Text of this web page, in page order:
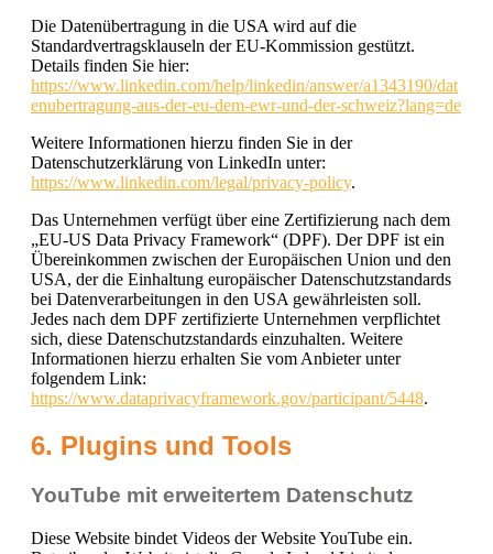
Die Datenübertragung in die USA wird auf die
Standardvertragsklauseln der EU-Kommission gestützt.
Details finden Sie hier:
https://www.linkedin.com/help/linkedin/answer/a1343190/dat
enubertragung-aus-der-eu-dem-ewr-und-der-schweiz?lang=de
Weitere Informationen hierzu finden Sie in der
Datenschutzerklärung von LinkedIn unter:
https://www.linkedin.com/legal/privacy-policy.
Das Unternehmen verfügt über eine Zertifizierung nach dem
„EU-US Data Privacy Framework“ (DPF). Der DPF ist ein
Übereinkommen zwischen der Europäischen Union und den
USA, der die Einhaltung europäischer Datenschutzstandards
bei Datenverarbeitungen in den USA gewährleisten soll.
Jedes nach dem DPF zertifizierte Unternehmen verpflichtet
sich, diese Datenschutzstandards einzuhalten. Weitere
Informationen hierzu erhalten Sie vom Anbieter unter
folgendem Link:
https://www.dataprivacyframework.gov/participant/5448.
6. Plugins und Tools
YouTube mit erweitertem Datenschutz
Diese Website bindet Videos der Website YouTube ein.